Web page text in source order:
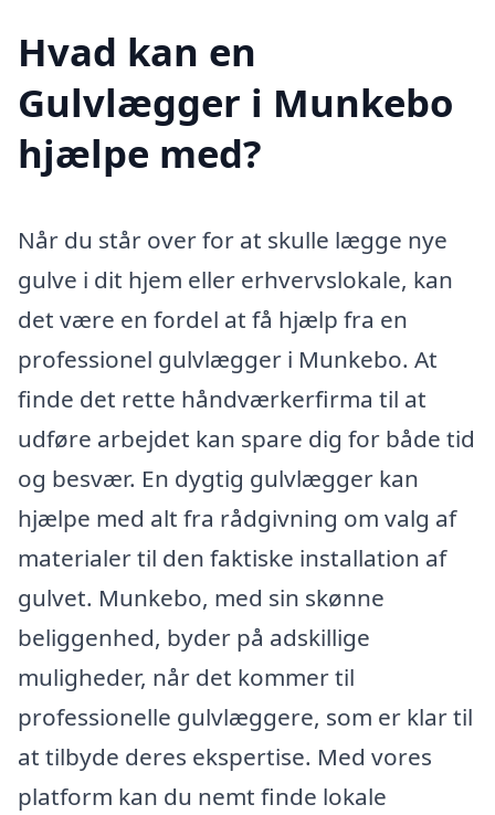
Hvad kan en
Gulvlægger i Munkebo
hjælpe med?
Når du står over for at skulle lægge nye
gulve i dit hjem eller erhvervslokale, kan
det være en fordel at få hjælp fra en
professionel gulvlægger i Munkebo. At
finde det rette håndværkerfirma til at
udføre arbejdet kan spare dig for både tid
og besvær. En dygtig gulvlægger kan
hjælpe med alt fra rådgivning om valg af
materialer til den faktiske installation af
gulvet. Munkebo, med sin skønne
beliggenhed, byder på adskillige
muligheder, når det kommer til
professionelle gulvlæggere, som er klar til
at tilbyde deres ekspertise. Med vores
platform kan du nemt finde lokale